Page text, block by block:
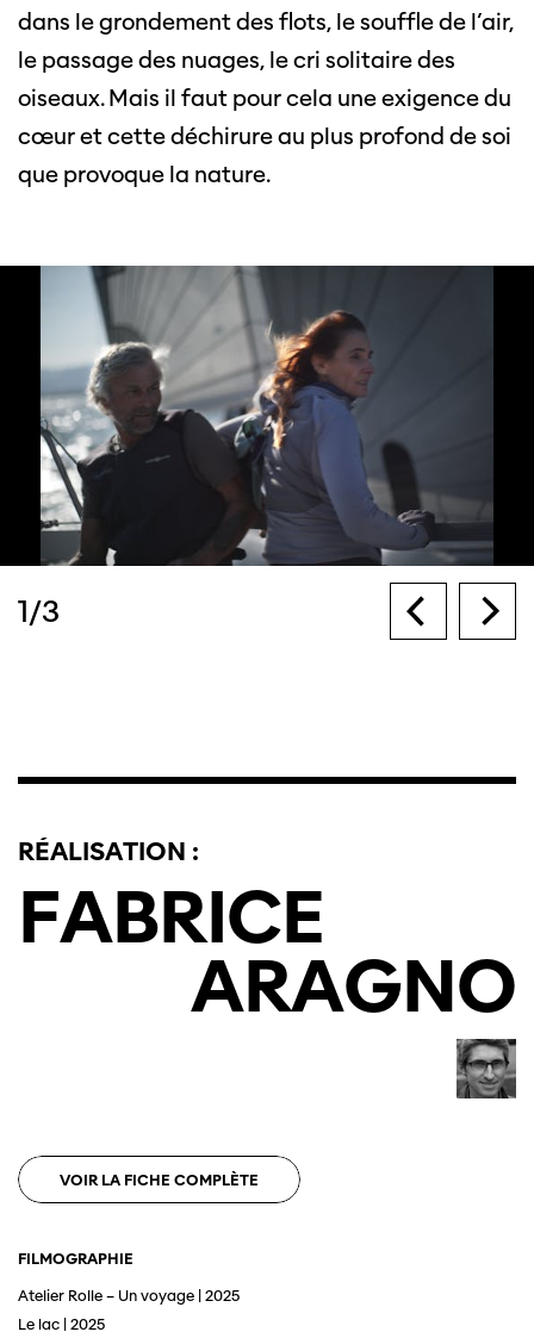
dans le grondement des flots, le souffle de l’air,
le passage des nuages, le cri solitaire des
oiseaux. Mais il faut pour cela une exigence du
cœur et cette déchirure au plus profond de soi
que provoque la nature.
1/3
RÉALISATION :
FABRICE
ARAGNO
VOIR LA FICHE COMPLÈTE
FILMOGRAPHIE
Atelier Rolle – Un voyage | 2025
Le lac | 2025